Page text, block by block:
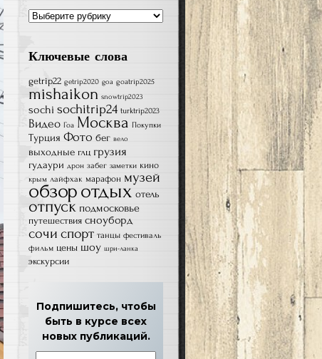
Категории
постов
Ключевые слова
getrip22 getrip2020 goa goatrip2025
mishaikon snowtrip2023
sochi sochitrip24 turktrip2023
Видео Гоа Москва Покупки
Турция Фото бег вело
выходные глц грузия
гудаури дрон забег заметки кино
крым лайфхак марафон музей
обзоротдых отель
отпуск подмосковье
путешествия сноуборд
сочи спорт танцы фестиваль
фильм цены шоу шри-ланка
экскурсии
Подпишитесь, чтобы
быть в курсе всех
новых публикаций.